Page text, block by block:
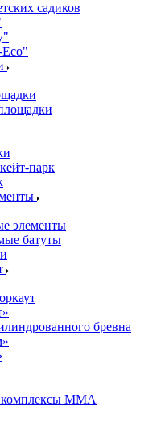
садиков
Еco"
парк
элементы
батуты
бревна
комплексы ММА